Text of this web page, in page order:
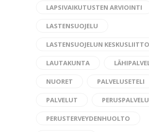
LAPSIVAIKUTUSTEN ARVIOINTI
LASTENSUOJELU
LASTENSUOJELUN KESKUSLIITTO
LAUTAKUNTA
NUORET PALVELUSETELI
PALVELUT
PERUSTERVEYDENHUOLTO